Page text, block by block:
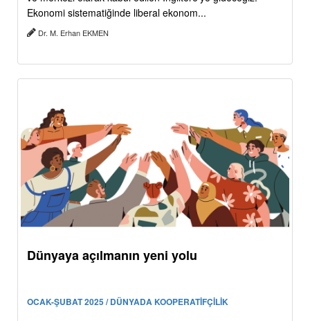
Ekonomi sistematiğinde liberal ekonom...
Dr. M. Erhan EKMEN
Dünyaya açılmanın yeni yolu
OCAK-ŞUBAT 2025 / DÜNYADA KOOPERATİFÇİLİK